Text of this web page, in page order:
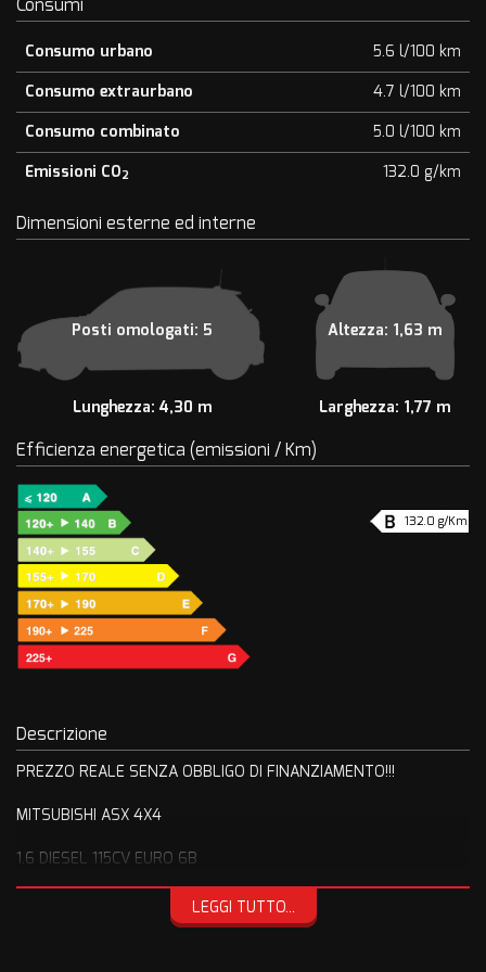
Consumo urbano
5.6 l/100 km
Consumo extraurbano
4.7 l/100 km
Consumo combinato
5.0 l/100 km
Emissioni CO2 132.0 g/km
Dimensioni esterne ed interne
Posti omologati: 5
Lunghezza: 4,30 m
Altezza: 1,63 m
Larghezza: 1,77 m
Efficienza energetica (emissioni / Km)
132.0 g/Km
Descrizione
PREZZO REALE SENZA OBBLIGO DI FINANZIAMENTO!!!
MITSUBISHI ASX 4X4
1.6 DIESEL 115CV EURO 6B
LEGGI TUTTO...